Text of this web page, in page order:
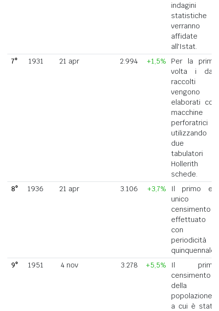
indagini
statistiche
verranno
affidate
all'Istat.
7°
1931 21 apr 2.994 +1,5%
Per la prima
volta i dati
raccolti
vengono
elaborati con
macchine
perforatrici
utilizzando
due
tabulatori
Hollerith a
schede.
8°
1936 21 apr 3.106 +3,7%
Il primo ed
unico
censimento
effettuato
con
periodicità
quinquennale.
9°
1951 4 nov 3.278 +5,5%
Il primo
censimento
della
popolazione
a cui è stato